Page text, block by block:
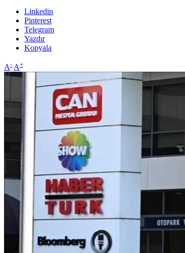
Linkedin
Pinterest
Telegram
Yazdır
Kopyala
A- A+